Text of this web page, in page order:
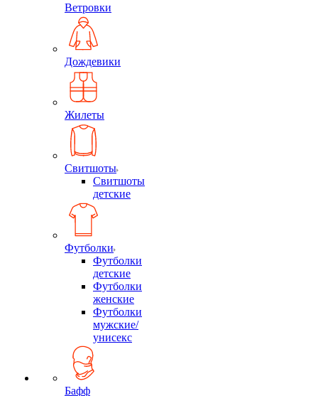
Ветровки
Дождевики
Жилеты
Свитшоты
Свитшоты
детские
Футболки
Футболки
детские
Футболки
женские
Футболки
мужские/
унисекс
Бафф